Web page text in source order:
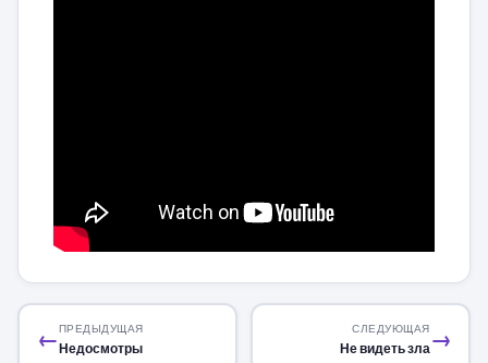
←ПРЕДЫДУЩАЯ
Недосмотры →
СЛЕДУЮЩАЯ
Не видеть зла